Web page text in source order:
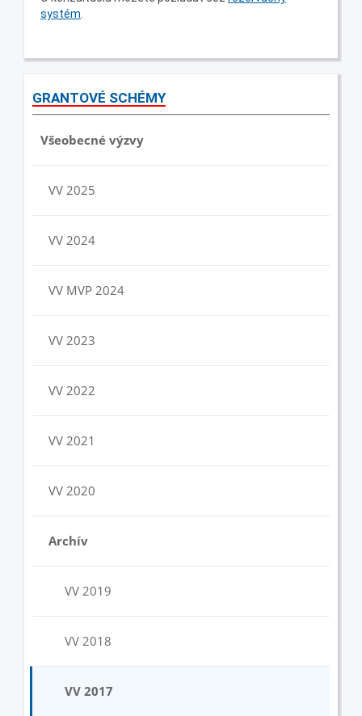
systém
GRANTOVÉ SCHÉMY
Všeobecné výzvy
VV 2025
VV 2024
VV MVP 2024
VV 2023
VV 2022
VV 2021
VV 2020
Archív
VV 2019
VV 2018
VV 2017